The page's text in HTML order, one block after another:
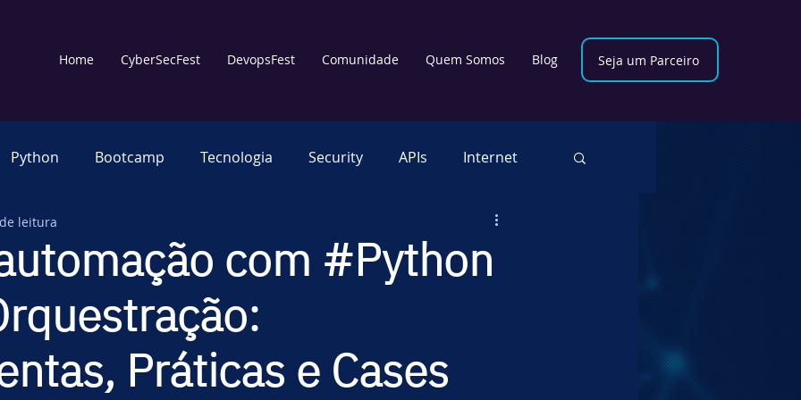
Home CyberSecFest DevopsFest Comunidade Quem Somos Blog Seja um Parceiro
Python Bootcamp Tecnologia Security APIs Internet
Multiverso
Power IBMPowerBrasil Cyber Security Cloud Security
com #Python
Práticas e Cases
leitura